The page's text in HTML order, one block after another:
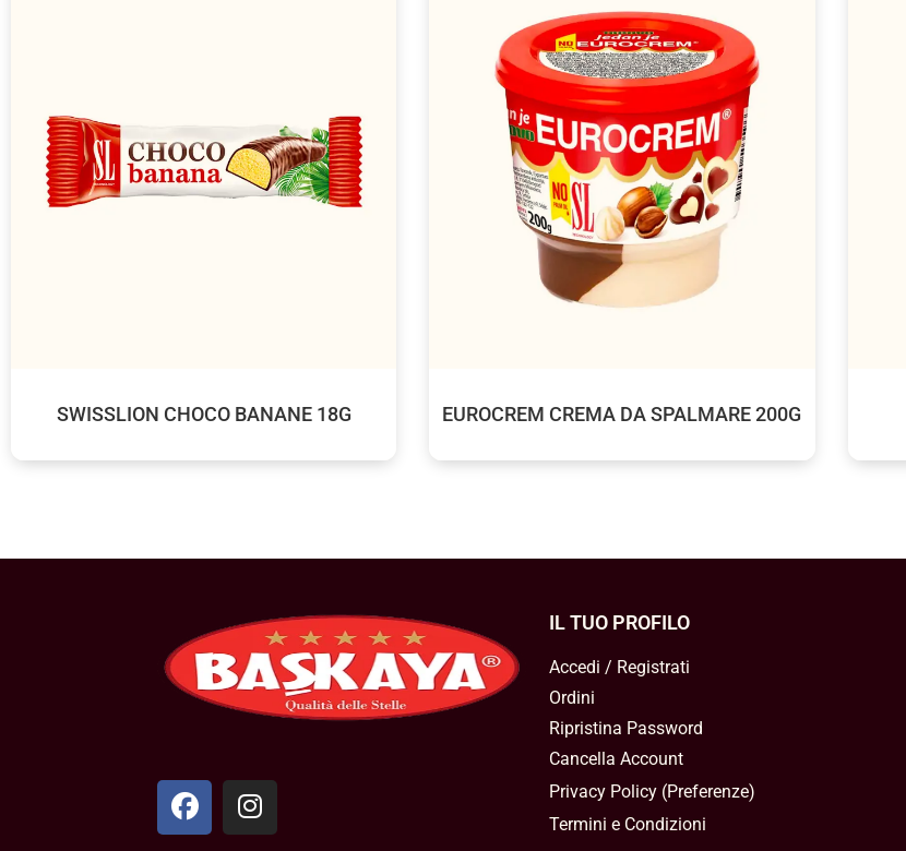
SWISSLION CHOCO BANANE 18G EUROCREM CREMA DA SPALMARE 200G
IL TUO PROFILO
Accedi / Registrati
Ordini
Ripristina Password
Cancella Account
Privacy Policy(Preferenze)
Termini e Condizioni